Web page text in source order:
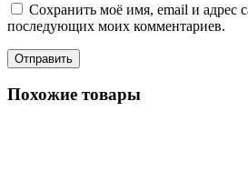
Сохранить моё имя, email и адрес
последующих моих комментариев.
Похожие товары